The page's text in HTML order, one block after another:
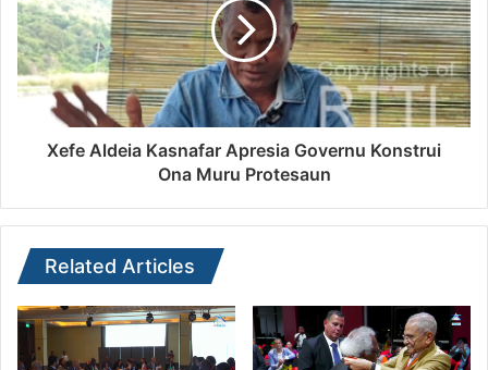
Xefe Aldeia Kasnafar Apresia Governu Konstrui
Ona Muru Protesaun
Related Articles